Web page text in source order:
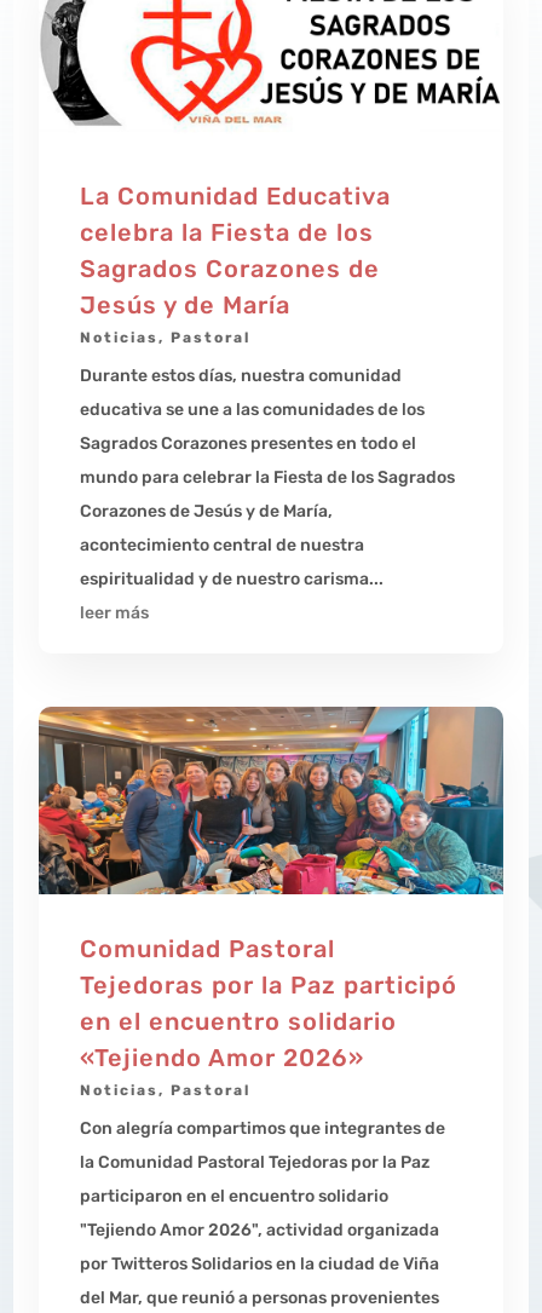
La Comunidad Educativa
celebra la Fiesta de los
Sagrados Corazones de
Jesús y de María
Noticias, Pastoral
Durante estos días, nuestra comunidad
educativa se une a las comunidades de los
Sagrados Corazones presentes en todo el
mundo para celebrar la Fiesta de los Sagrados
Corazones de Jesús y de María,
acontecimiento central de nuestra
espiritualidad y de nuestro carisma...
leer más
Comunidad Pastoral
Tejedoras por la Paz participó
en el encuentro solidario
«Tejiendo Amor 2026»
Noticias,Pastoral
Con alegría compartimos que integrantes de
la Comunidad Pastoral Tejedoras por la Paz
participaron en el encuentro solidario
"Tejiendo Amor 2026", actividad organizada
por Twitteros Solidarios en la ciudad de Viña
del Mar, que reunió a personas provenientes